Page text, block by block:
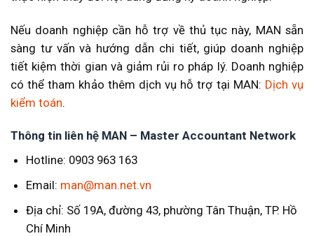
Nếu doanh nghiệp cần hỗ trợ về thủ tục này, MAN sẵn
sàng tư vấn và hướng dẫn chi tiết, giúp doanh nghiệp
tiết kiệm thời gian và giảm rủi ro pháp lý. Doanh nghiệp
có thể tham khảo thêm dịch vụ hỗ trợ tại MAN: Dịch vụ
kiểm toán.
Thông tin liên hệ MAN – Master Accountant Network
Hotline: 0903 963 163
Email: man@man.net.vn
Địa chỉ: Số 19A, đường 43, phường Tân Thuận, TP. Hồ
Chí Minh